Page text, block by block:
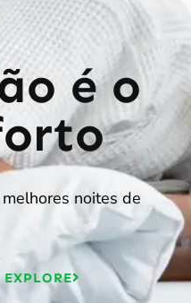
é o
noites de
EXPLORE